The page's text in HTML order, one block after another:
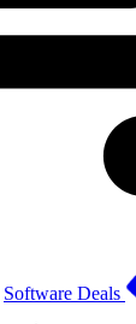
Software Deals